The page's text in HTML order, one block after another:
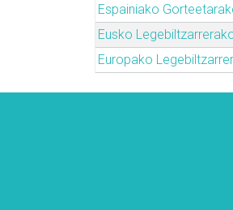
Espainiako
Eusko
Europako